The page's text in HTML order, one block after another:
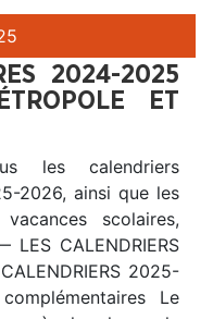
2024-2025
ET
les calendriers
2026, ainsi que les
scolaires,
CALENDRIERS
2025-
Le